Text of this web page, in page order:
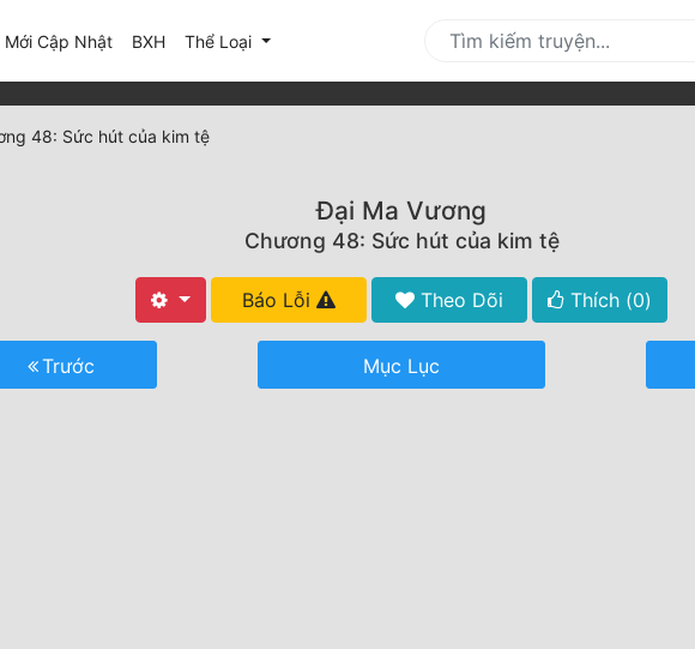
Mới Cập Nhật(current)
BXH Thể Loại
48: Sức hút của kim tệ
Đại Ma Vương
Chương 48: Sức hút của kim tệ
Báo Lỗi Theo Dõi Thích (0)
Trước Mục Lục